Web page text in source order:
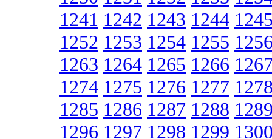
1241 1242 1243 1244
1252 1253 1254 1255
1263 1264 1265 1266
1274 1275 1276 1277
1285 1286 1287 1288
1296 1297 1298 1299